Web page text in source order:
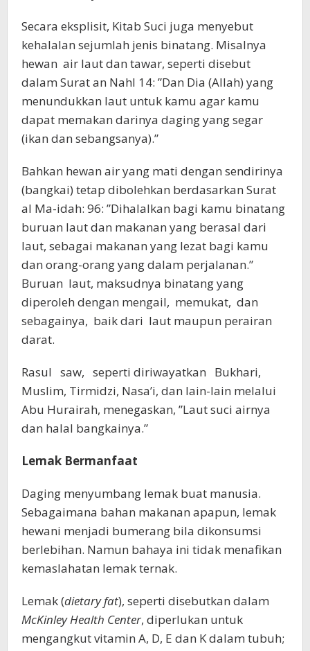
Secara eksplisit, Kitab Suci juga menyebut
kehalalan sejumlah jenis binatang. Misalnya
hewan air laut dan tawar, seperti disebut
dalam Surat an Nahl 14: ”Dan Dia (Allah) yang
menundukkan laut untuk kamu agar kamu
dapat memakan darinya daging yang segar
(ikan dan sebangsanya).”
Bahkan hewan air yang mati dengan sendirinya
(bangkai) tetap dibolehkan berdasarkan Surat
al Ma-idah: 96: ”Dihalalkan bagi kamu binatang
buruan laut dan makanan yang berasal dari
laut, sebagai makanan yang lezat bagi kamu
dan orang-orang yang dalam perjalanan.”
Buruan laut, maksudnya binatang yang
diperoleh dengan mengail, memukat, dan
sebagainya, baik dari laut maupun perairan
darat.
Rasul saw, seperti diriwayatkan Bukhari,
Muslim, Tirmidzi, Nasa’i, dan lain-lain melalui
Abu Hurairah, menegaskan, ”Laut suci airnya
dan halal bangkainya.”
Lemak Bermanfaat
Daging menyumbang lemak buat manusia.
Sebagaimana bahan makanan apapun, lemak
hewani menjadi bumerang bila dikonsumsi
berlebihan. Namun bahaya ini tidak menafikan
kemaslahatan lemak ternak.
Lemak (dietary fat), seperti disebutkan dalam
McKinley Health Center, diperlukan untuk
mengangkut vitamin A, D, E dan K dalam tubuh;